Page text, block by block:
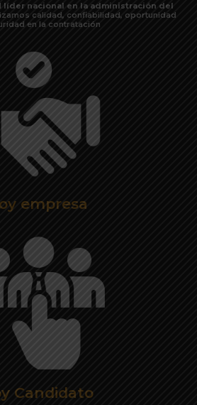
líder nacional en la administración del
calidad, confiabilidad, oportunidad
en la contratación
empresa
Candidato